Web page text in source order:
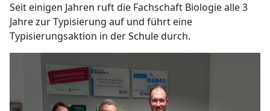
Seit einigen Jahren ruft die Fachschaft Biologie alle 3
Jahre zur Typisierung auf und führt eine
Typisierungsaktion in der Schule durch.